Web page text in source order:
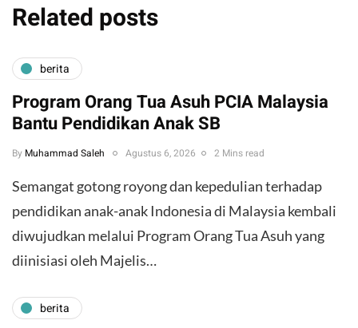
Related posts
berita
Program Orang Tua Asuh PCIA Malaysia
Bantu Pendidikan Anak SB
By Muhammad Saleh Agustus 6, 2026 2 Mins read
​Semangat gotong royong dan kepedulian terhadap
pendidikan anak-anak Indonesia di Malaysia kembali
diwujudkan melalui Program Orang Tua Asuh yang
diinisiasi oleh Majelis…
berita